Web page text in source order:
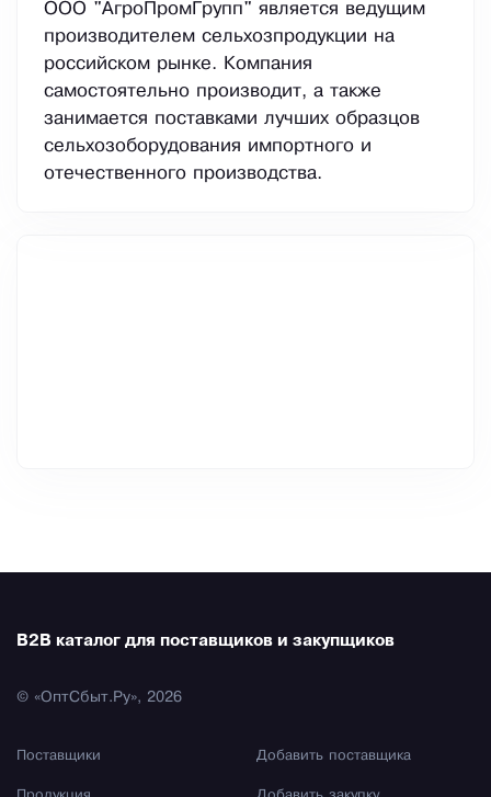
ООО "АгроПромГрупп" является ведущим
производителем сельхозпродукции на
российском рынке. Компания
самостоятельно производит, а также
занимается поставками лучших образцов
сельхозоборудования импортного и
отечественного производства.
B2B каталог для поставщиков и закупщиков
© «ОптСбыт.Ру», 2026
Поставщики Добавить поставщика